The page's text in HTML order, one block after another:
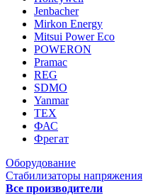
Jenbacher
Mirkon Energy
Mitsui Power Eco
POWERON
Pramac
REG
SDMO
Yanmar
ТЕХ
ФАС
Фрегат
Оборудование
Стабилизаторы напряжения
Все производители